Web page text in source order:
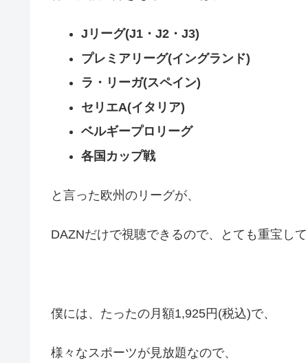
Jリーグ(J1・J2・J3)
プレミアリーグ(イングランド)
ラ・リーガ(スペイン)
セリエA(イタリア)
ベルギープロリーグ
各国カップ戦
と言った欧州のリーグが、
DAZNだけで視聴できるので、とても重宝して
僕には、たったの月額1,925円(税込)で、
様々なスポーツが見放題なので、